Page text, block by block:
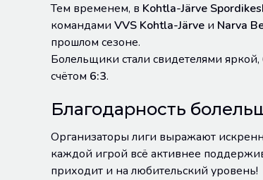
Тем временем, в Kohtla-Järve
командами VVS Kohtla-Järve и Narva
прошлом сезоне.
Болельщики стали свидетелями
счётом 6:3.
Благодарность
Организаторы лиги выражают
каждой игрой всё активнее
приходит и на любительский уровень!